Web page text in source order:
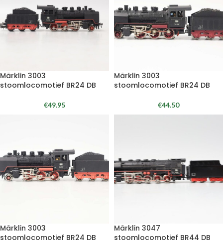
Märklin 3003
stoomlocomotief BR24 DB
€49.95
Märklin 3003
stoomlocomotief BR24 DB
€44.50
Märklin 3003
stoomlocomotief BR24 DB
Märklin 3047
stoomlocomotief BR44 DB